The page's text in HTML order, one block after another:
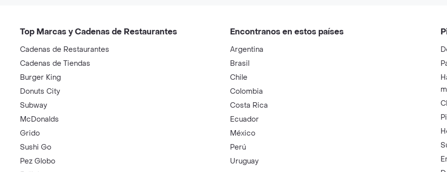
Top Marcas y Cadenas de Restaurantes
Cadenas de Restaurantes
Cadenas de Tiendas
Burger King
Donuts City
Subway
McDonalds
Grido
Sushi Go
Pez Globo
Encontranos en estos países
Argentina
Brasil
Chile
Colombia
Costa Rica
Ecuador
México
Perú
Uruguay